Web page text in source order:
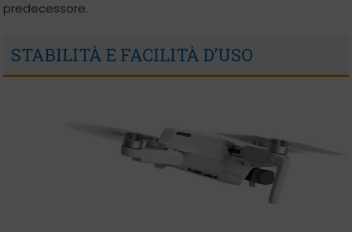
predecessore.
STABILITÀ E FACILITÀ D’USO